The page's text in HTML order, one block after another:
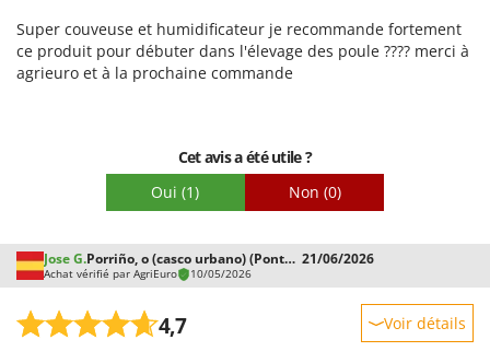
Tornado
Tre Spade
U
Udor
Unger
V
Verdemax
Prestations
Facilité d'utilisation
Super couveuse et humidificateur je recommande fortement
ce produit pour débuter dans l'élevage des poule ???? merci à
agrieuro et à la prochaine commande
Cet avis a été utile ?
Oui (1) Non (0)
Jose G. Porriño, o (casco urbano) (Pontevedra) 21/06/2026
Achat vérifié par AgriEuro 10/05/2026
4,7 Voir détails